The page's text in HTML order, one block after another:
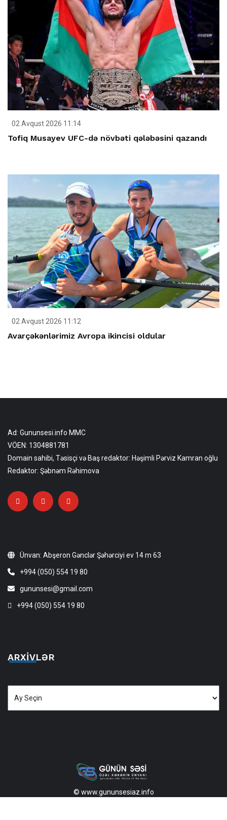
02 Avqust 2026 11:14
Tofiq Musayev UFC-də növbəti qələbəsini qazandı
02 Avqust 2026 11:12
Avarçəkənlərimiz Avropa ikincisi oldular
Ad: Gununsesi.info MMC
VÖEN: 1304881781
Domain sahibi, Təsisçi və Baş redaktor: Həşimli Pərviz Kamran oğlu
Redaktor: Şəbnəm Rəhimova
Ünvan: Abşeron Gənclər Şəhərciyi ev 14 m 63
+994 (050) 554 19 80
gununsesi@gmail.com
+994 (050) 554 19 80
ARXIVLƏR
Arxivlər
© www.gununsesiaz.info